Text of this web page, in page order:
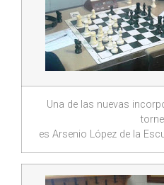
Una de las nuevas
es Arsenio López de la